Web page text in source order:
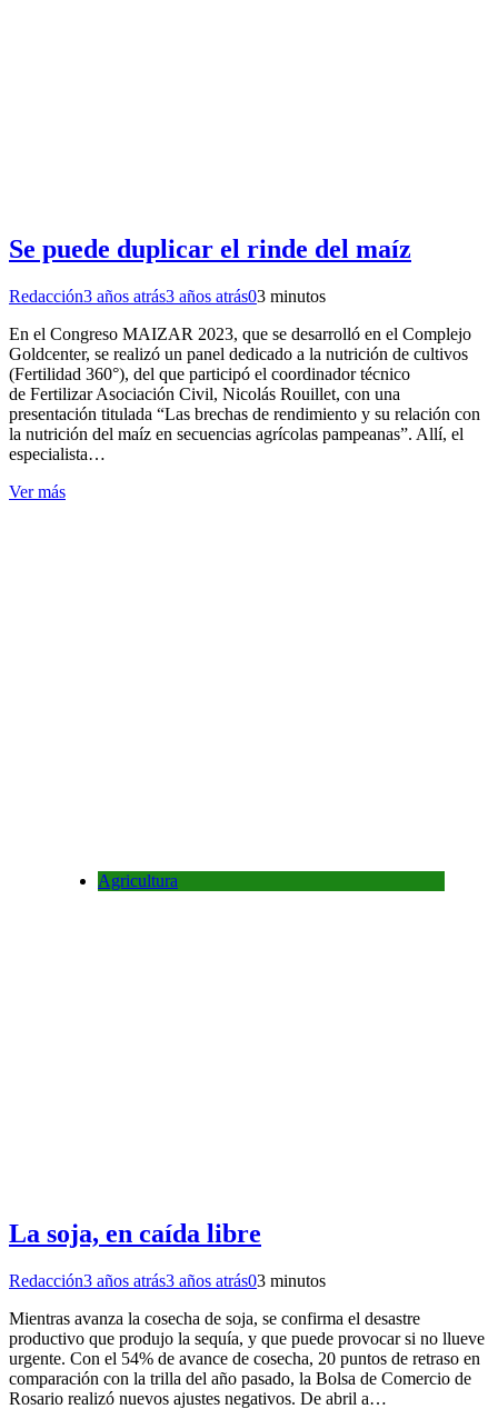
Se puede duplicar el rinde del maíz
Redacción3 años atrás3 años atrás03 minutos
En el Congreso MAIZAR 2023, que se desarrolló en el Complejo
Goldcenter, se realizó un panel dedicado a la nutrición de cultivos
(Fertilidad 360°), del que participó el coordinador técnico
de Fertilizar Asociación Civil, Nicolás Rouillet, con una
presentación titulada “Las brechas de rendimiento y su relación con
la nutrición del maíz en secuencias agrícolas pampeanas”. Allí, el
especialista…
Ver más
Agricultura
La soja, en caída libre
Redacción3 años atrás3 años atrás03 minutos
Mientras avanza la cosecha de soja, se confirma el desastre
productivo que produjo la sequía, y que puede provocar si no llueve
urgente. Con el 54% de avance de cosecha, 20 puntos de retraso en
comparación con la trilla del año pasado, la Bolsa de Comercio de
Rosario realizó nuevos ajustes negativos. De abril a…